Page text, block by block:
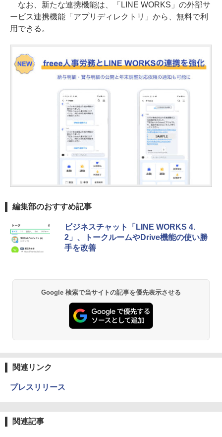
なお、新たな連携機能は、「LINE WORKS」の外部サ
ービス連携機能「アプリディレクトリ」から、無料で利
用できる。
編集部のおすすめ記事
ビジネスチャット「LINE WORKS 4.
2」、トークルームやDrive機能の使い勝
手を改善
Google 検索で当サイトの記事を優先表示させる
関連リンク
プレスリリース
関連記事